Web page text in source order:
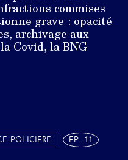
commises
grave : opacité
archivage aux
Covid, la BNG
policière ép. 11